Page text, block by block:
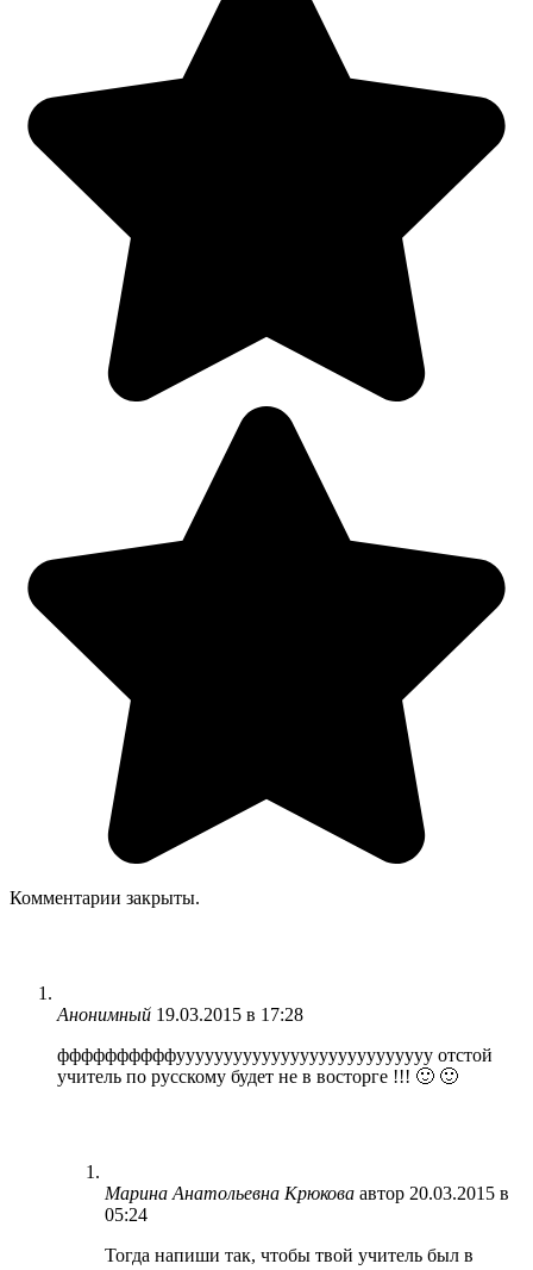
Комментарии закрыты.
Анонимный 19.03.2015 в 17:28
ффффффффффууууууууууууууууууууууууууу отстой
учитель по русскому будет не в восторге !!! 🙂 🙂
Марина Анатольевна Крюкова автор 20.03.2015 в
05:24
Тогда напиши так, чтобы твой учитель был в